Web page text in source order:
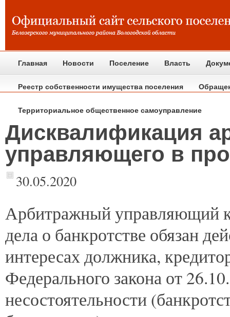
Главная Новости Поселение Власть
Реестр собственности имущества поселения
Территориальное общественное самоуправление
Дисквалификация
управляющего в
30.05.2020
Арбитражныйуправляющий
дела о банкротстве обязан
интересах должника,
Федерального закона от
несостоятельности